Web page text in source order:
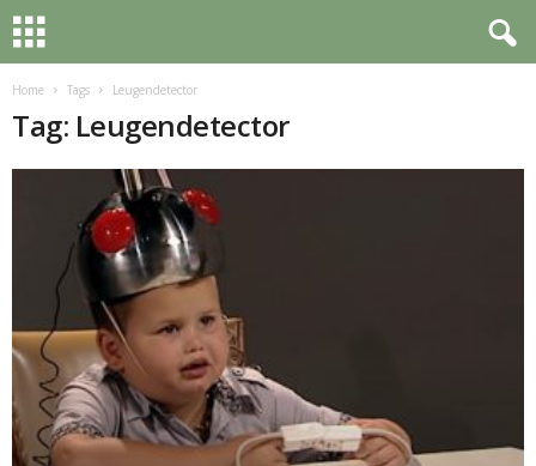
Home Tags Leugendetector
Tag: Leugendetector